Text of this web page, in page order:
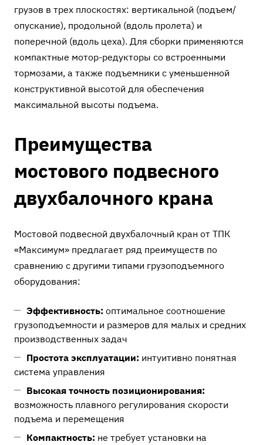
грузов в трех плоскостях: вертикальной (подъем/
опускание), продольной (вдоль пролета) и
поперечной (вдоль цеха). Для сборки применяются
компактные мотор-редукторы со встроенными
тормозами, а также подъемники с уменьшенной
конструктивной высотой для обеспечения
максимальной высоты подъема.
Преимущества
мостового подвесного
двухбалочного крана
Мостовой подвесной двухбалочный кран от ТПК
«Максимум» предлагает ряд преимуществ по
сравнению с другими типами грузоподъемного
оборудования:
Эффективность: оптимальное соотношение
грузоподъемности и размеров для малых и средних
производственных задач
Простота эксплуатации: интуитивно понятная
система управления
Высокая точность позиционирования:
возможность плавного регулирования скорости
подъема и перемещения
Компактность: не требует установки на